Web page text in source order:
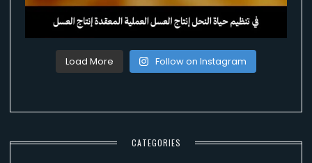
Load More Follow on Instagram
CATEGORIES